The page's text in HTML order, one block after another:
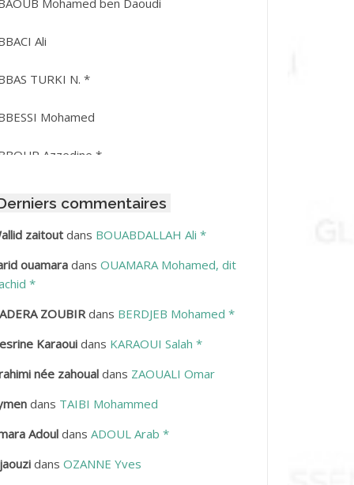
Ali
TURKI N. *
Mohamed
Azzedine *
Amar
Hamid
Mohamed
Lakhdar
Haciba
Mohamed Hamoud*
Mohamed *
commentaires
zaitoutdans BOUABDALLAH Ali *
ouamaradans OUAMARA Mohamed, dit
*
ZOUBIRdans BERDJEB Mohamed *
Karaouidans KARAOUI Salah *
née zahoualdans ZAOUALI Omar
dans TAIBI Mohammed
Adouldans ADOUL Arab *
dans OZANNE Yves